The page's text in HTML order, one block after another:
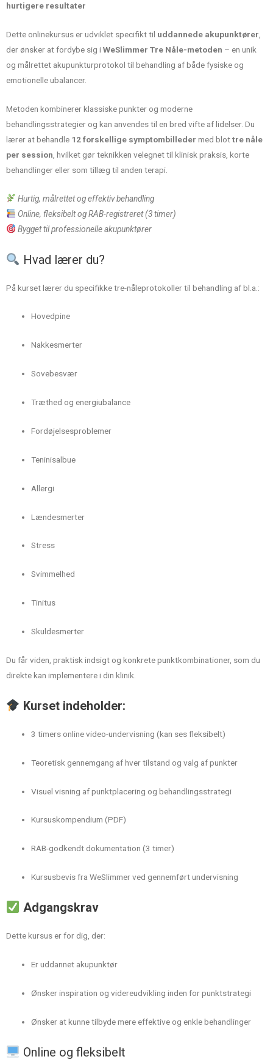
hurtigere resultater
Dette onlinekursus er udviklet specifikt til uddannede akupunktører
der ønsker at fordybe sig iWeSlimmer Tre Nåle-metoden – en unik
og målrettet akupunkturprotokol til behandling af både fysiske og
emotionelle ubalancer.
Metoden kombinerer klassiske punkter og moderne
behandlingsstrategier og kan anvendes til en bred vifte af lidelser. Du
lærer at behandle 12 forskellige symptombilleder med blottre nåle
per session , hvilket gør teknikken velegnet til klinisk praksis, korte
behandlinger eller som tillæg til anden terapi.
Hurtig, målrettet og effektiv behandling
Online, fleksibelt og RAB-registreret (3 timer)
Bygget til professionelle akupunktører
Hvad lærer du?
På kurset lærer du specifikke tre-nåleprotokoller til behandling af bl.a.:
Hovedpine
Nakkesmerter
Sovebesvær
Træthed og energiubalance
Fordøjelsesproblemer
Teninisalbue
Allergi
Lændesmerter
Stress
Svimmelhed
Tinitus
Skuldesmerter
Du får viden, praktisk indsigt og konkrete punktkombinationer, som du
direkte kan implementere i din klinik.
Kurset indeholder:
3 timers online video-undervisning (kan ses fleksibelt)
Teoretisk gennemgang af hver tilstand og valg af punkter
Visuel visning af punktplacering og behandlingsstrategi
Kursuskompendium (PDF)
RAB-godkendt dokumentation (3 timer)
Kursusbevis fra WeSlimmer ved gennemført undervisning
Adgangskrav
Dette kursus er for dig, der:
Er uddannet akupunktør
Ønsker inspiration og videreudvikling inden for punktstrategi
Ønsker at kunne tilbyde mere effektive og enkle behandlinger
Online og fleksibelt